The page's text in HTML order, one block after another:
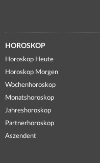
HOROSKOP
Horoskop Heute
Horoskop Morgen
Wochenhoroskop
Monatshoroskop
Jahreshoroskop
Partnerhoroskop
Aszendent